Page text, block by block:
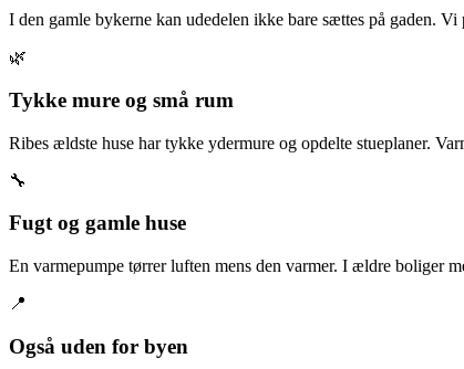
I den gamle bykerne kan udedelen ikke bare sættes på gaden.
🌿
Tykke mure og små rum
Ribes ældste huse har tykke ydermure og opdelte stueplaner.
🔧
Fugt og gamle huse
En varmepumpe tørrer luften mens den varmer. I ældre
📍
Også uden for byen